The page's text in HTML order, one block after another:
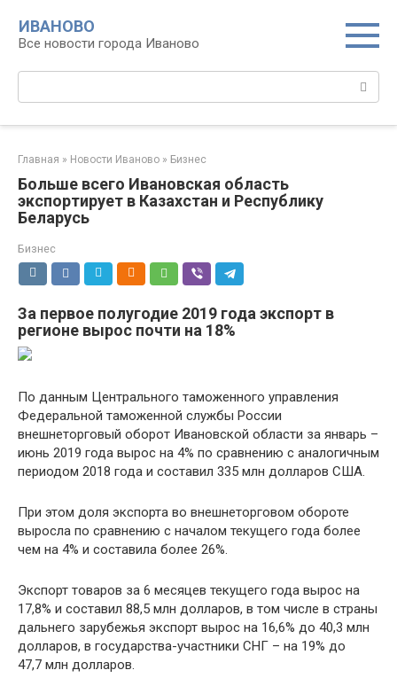
контенту
ИВАНОВО
Все новости города Иваново
Главная » Новости Иваново » Бизнес
Больше всего Ивановская область
экспортирует в Казахстан и Республику
Беларусь
Бизнес
За первое полугодие 2019 года экспорт в
регионе вырос почти на 18%
По данным Центрального таможенного управления
Федеральной таможенной службы России
внешнеторговый оборот Ивановской области за январь –
июнь 2019 года вырос на 4% по сравнению с аналогичным
периодом 2018 года и составил 335 млн долларов США.
При этом доля экспорта во внешнеторговом обороте
выросла по сравнению с началом текущего года более
чем на 4% и составила более 26%.
Экспорт товаров за 6 месяцев текущего года вырос на
17,8% и составил 88,5 млн долларов, в том числе в страны
дальнего зарубежья экспорт вырос на 16,6% до 40,3 млн
долларов, в государства-участники СНГ – на 19% до
47,7 млн долларов.